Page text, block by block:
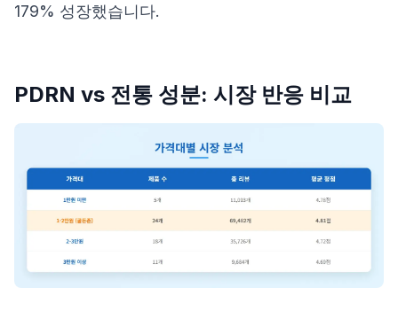
179% 성장했습니다.
PDRN vs 전통 성분: 시장 반응 비교